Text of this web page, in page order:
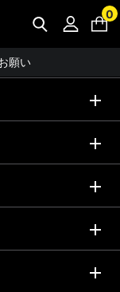
0
！
願い
能が新登場！
ロード！